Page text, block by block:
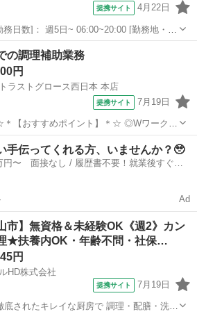
提携サイト 4月22日
川町吉原522 株式会社魚国総本社 大阪本
調理師 [求人概要]： ［有田川町］調...
ン
の調理補助業務
円
ラストグロース西日本 本店
提携サイト 7月19日
食材の仕込みや完成
の食器や調理器具の洗浄など 利用者数：
ン
手伝ってくれる方、いませんか？🥹
円〜 面接なし / 履歴書不要！就業後すぐに
Ad
市】無資格＆未経験OK《週2》カン
★扶養内OK・年齢不問・社保…
円
HD株式会社
提携サイト 7月19日
されたキレイな厨房で 調理・配膳・洗浄